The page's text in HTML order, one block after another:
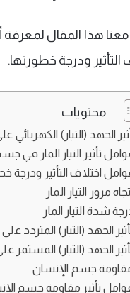
معنا هذا المقال لمعرفة
التأثير ودرجة خطورتها.
محتويات
الجهد (التيار) الكهربائي
تأثير التيار المار في
اختلاف التأثير ودرجة
اتجاه مرور التيار المار
شدة التيار المار
الجهد (التيار) المتردد
الجهد (التيار) المستمر
جسم الإنسان
تأثير مقاومة جسم